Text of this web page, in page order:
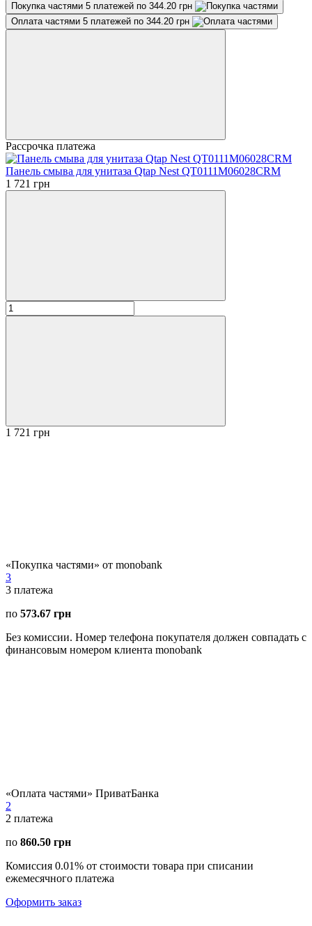
Покупка частями 5 платежей по 344.20 грн
Оплата частями 5 платежей по 344.20 грн
Рассрочка платежа
Панель смыва для унитаза Qtap Nest QT0111M06028CRM
1 721 грн
1 721 грн
«Покупка частями» от monobank
3
3 платежа
по 573.67 грн
Без комиссии. Номер телефона покупателя должен совпадать с
финансовым номером клиента monobank
«Оплата частями» ПриватБанка
2
2 платежа
по 860.50 грн
Комиссия 0.01% от стоимости товара при списании
ежемесячного платежа
Оформить заказ